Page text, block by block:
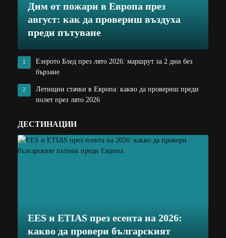
Дим от пожари в Европа през
август: как да провериш въздуха
преди пътуване
1
Езерото Блед през лято 2026: маршрут за 2 дни без
бързане
2
Летищни стачки в Европа: какво да провериш преди
полет през лято 2026
ДЕСТИНАЦИИ
EES и ETIAS през есента на 2026:
какво да провери българският